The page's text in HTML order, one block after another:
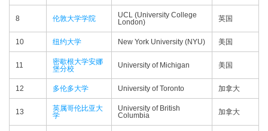
8 伦敦大学学院
UCL (University College
London)
英国
10 纽约大学 New York University (NYU) 美国
11
密歇根大学安娜
堡分校
University of Michigan 美国
12 多伦多大学 University of Toronto 加拿大
13
英属哥伦比亚大
学
University of British
Columbia
加拿大